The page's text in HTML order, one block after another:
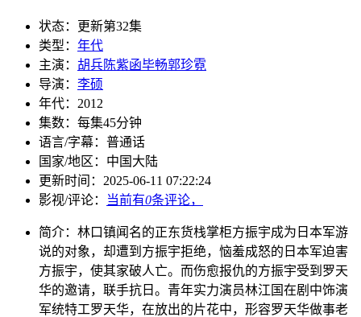
状态：
更新第32集
类型： 年代
主演： 胡兵陈紫函毕畅郭珍霓
导演： 李硕
年代： 2012
集数： 每集45分钟
语言/字幕： 普通话
国家/地区： 中国大陆
更新时间： 2025-06-11 07:22:24
影视/评论：
当前有0条评论，
简介： 林口镇闻名的正东货栈掌柜方振宇成为日本军游
说的对象，却遭到方振宇拒绝，恼羞成怒的日本军迫害
方振宇，使其家破人亡。而伤愈报仇的方振宇受到罗天
华的邀请，联手抗日。青年实力演员林江国在剧中饰演
军统特工罗天华，在放出的片花中，形容罗天华做事老